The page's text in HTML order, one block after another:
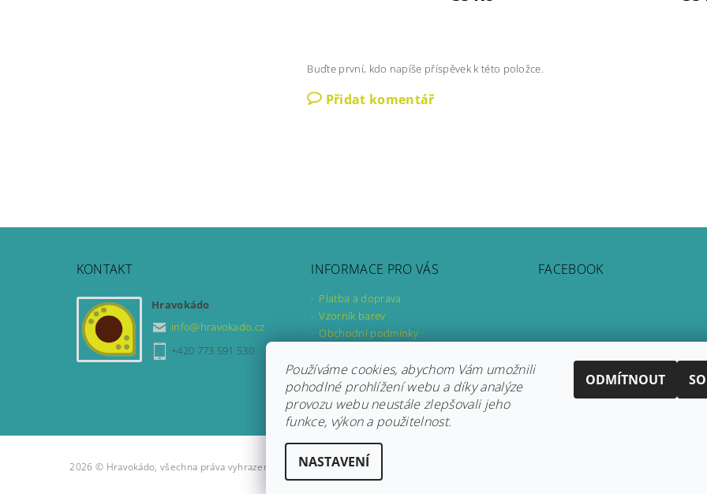
Buďte první, kdo napíše příspěvek k této položce.
Přidat komentář
KONTAKT
Hravokádo
info@hravokado.cz
+420 773 591 530
INFORMACE PRO VÁS
Platba a doprava
Vzorník barev
Obchodní podmínky
Formulář pro odstoupení od smlouvy
Formulář pro uplatnění reklamace
FACEBOOK
Instagram
2026 © Hravokádo, všechna práva vyhrazena
Používáme cookies, abychom Vám umožnili
pohodlné prohlížení webu a díky analýze
provozu webu neustále zlepšovali jeho
funkce, výkon a použitelnost.
NASTAVENÍ
ODMÍTNOUT